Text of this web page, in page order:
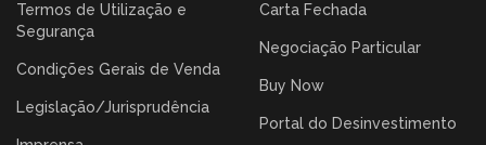
Termos de Utilização e
Segurança
Condições Gerais de Venda
Legislação/Jurisprudência
Carta Fechada
Negociação Particular
Buy Now
Portal do Desinvestimento